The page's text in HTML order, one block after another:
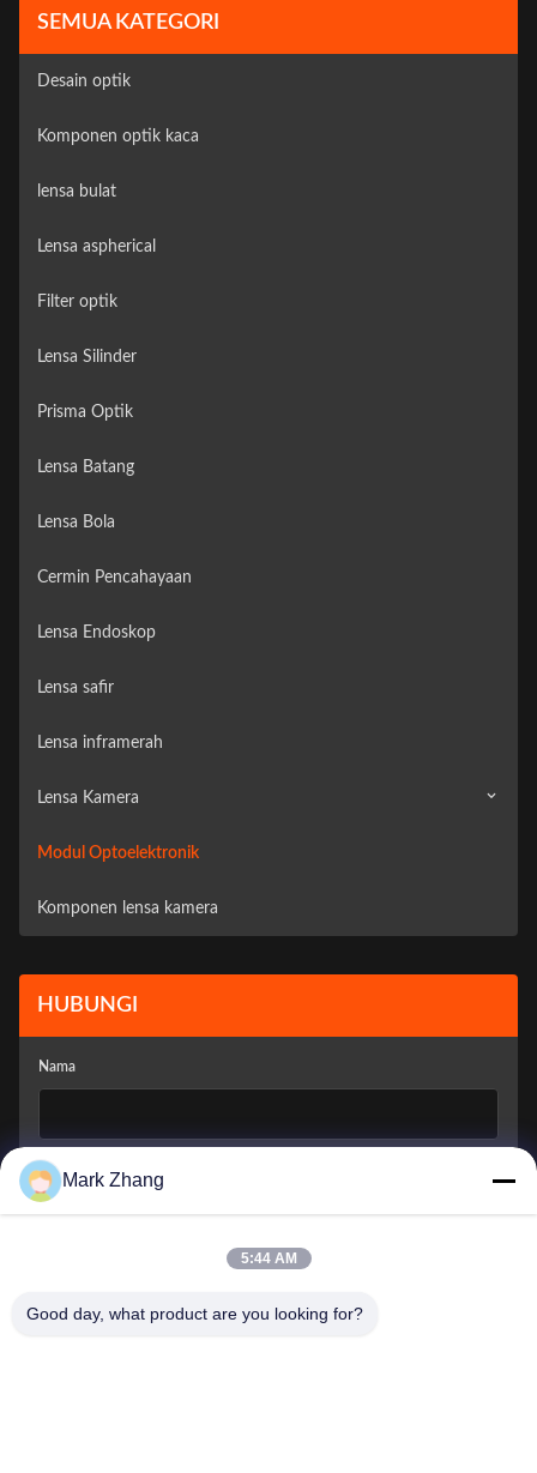
SEMUA KATEGORI
Desain optik
Komponen optik kaca
lensa bulat
Lensa aspherical
Filter optik
Lensa Silinder
Prisma Optik
Lensa Batang
Lensa Bola
Cermin Pencahayaan
Lensa Endoskop
Lensa safir
Lensa inframerah
Lensa Kamera
Kamera Pengawas
Kamera kendaraan
Modul Optoelektronik
Komponen lensa kamera
HUBUNGI
Nama
Email Perusahaan
Bagaimana Kami Bisa Membantu Anda? *
Mark Zhang
5:44 AM
Good day, what product are you looking for?